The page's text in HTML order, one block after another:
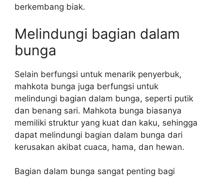
berkembang biak.
Melindungi bagian dalam
bunga
Selain berfungsi untuk menarik penyerbuk,
mahkota bunga juga berfungsi untuk
melindungi bagian dalam bunga, seperti putik
dan benang sari. Mahkota bunga biasanya
memiliki struktur yang kuat dan kaku, sehingga
dapat melindungi bagian dalam bunga dari
kerusakan akibat cuaca, hama, dan hewan.
Bagian dalam bunga sangat penting bagi